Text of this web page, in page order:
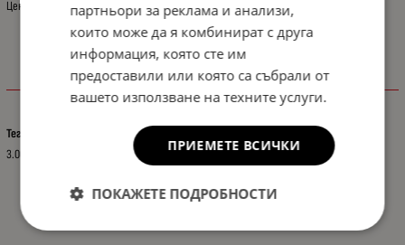
Цената е за: 1 бр.
Характеристики
Тегло (кг.)
3.00
партньори за реклама и анализи,
които може да я комбинират с друга
информация, която сте им
предоставили или която са събрали от
вашето използване на техните услуги.
ПРИЕМЕТЕ ВСИЧКИ
ПОКАЖЕТЕ ПОДРОБНОСТИ